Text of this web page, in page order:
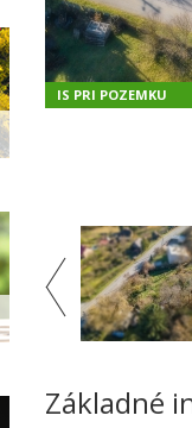
IS PRI POZEMKU
Základné